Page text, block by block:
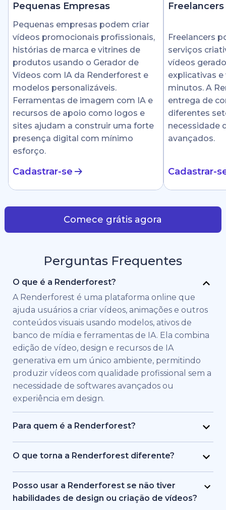
Pequenas Empresas
Pequenas empresas podem criar
vídeos promocionais profissionais,
histórias de marca e vitrines de
produtos usando o Gerador de
Vídeos com IA da Renderforest e
modelos personalizáveis.
Ferramentas de imagem com IA e
recursos de apoio como logos e
sites ajudam a construir uma forte
presença digital com mínimo
esforço.
Cadastrar-se
Freelancers
Freelancers
serviços
vídeos
explicativas
minutos. A
entrega de
diferentes
necessidade
avançados.
Cadastrar-
Comece grátis agora
Perguntas Frequentes
O que é a Renderforest?
A Renderforest é uma plataforma online que
ajuda usuários a criar vídeos, animações e outros
conteúdos visuais usando modelos, ativos de
banco de mídia e ferramentas de IA. Ela combina
edição de vídeo, design e recursos de IA
generativa em um único ambiente, permitindo
produzir vídeos com qualidade profissional sem a
necessidade de softwares avançados ou
experiência em design.
Para quem é a Renderforest?
A Renderforest foi criada para indivíduos e
equipes que precisam de vídeos de alta
empresas, equipes de RH, freelancers e criadores
de conteúdo que desejam produzir vídeos de
O que torna a Renderforest diferente?
A Renderforest combina múltiplos modelos de IA
e geração de vídeo em uma única plataforma. Os
usuários podem criar, editar e exportar vídeos de
Posso usar a Renderforest se não tiver
habilidades de design ou criação de vídeos?